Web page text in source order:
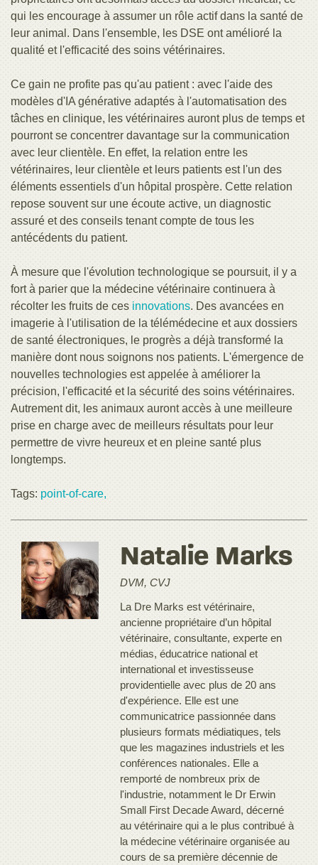
qui les encourage à assumer un rôle actif dans la santé de
leur animal. Dans l'ensemble, les DSE ont amélioré la
qualité et l'efficacité des soins vétérinaires.
Ce gain ne profite pas qu'au patient : avec l'aide des
modèles d'IA générative adaptés à l'automatisation des
tâches en clinique, les vétérinaires auront plus de temps et
pourront se concentrer davantage sur la communication
avec leur clientèle. En effet, la relation entre les
vétérinaires, leur clientèle et leurs patients est l'un des
éléments essentiels d'un hôpital prospère. Cette relation
repose souvent sur une écoute active, un diagnostic
assuré et des conseils tenant compte de tous les
antécédents du patient.
À mesure que l'évolution technologique se poursuit, il y a
fort à parier que la médecine vétérinaire continuera à
récolter les fruits de ces innovations. Des avancées en
imagerie à l'utilisation de la télémédecine et aux dossiers
de santé électroniques, le progrès a déjà transformé la
manière dont nous soignons nos patients. L'émergence de
nouvelles technologies est appelée à améliorer la
précision, l'efficacité et la sécurité des soins vétérinaires.
Autrement dit, les animaux auront accès à une meilleure
prise en charge avec de meilleurs résultats pour leur
permettre de vivre heureux et en pleine santé plus
longtemps.
Tags: point-of-care,
Natalie Marks
DVM, CVJ
La Dre Marks est vétérinaire,
ancienne propriétaire d’un hôpital
vétérinaire, consultante, experte en
médias, éducatrice national et
international et investisseuse
providentielle avec plus de 20 ans
d'expérience. Elle est une
communicatrice passionnée dans
plusieurs formats médiatiques, tels
que les magazines industriels et les
conférences nationales. Elle a
remporté de nombreux prix de
l'industrie, notamment le Dr Erwin
Small First Decade Award, décerné
au vétérinaire qui a le plus contribué à
la médecine vétérinaire organisée au
cours de sa première décennie de